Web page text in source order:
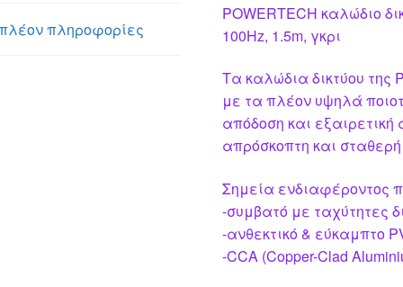
πληροφορίες
POWERTECH καλώδιο
100Hz, 1.5m, γκρι
Τα καλώδια δικτύου
με τα πλέον υψηλά
απόδοση και εξαιρετική
απρόσκοπτη και σταθερή
Σημεία ενδιαφέροντος
-συμβατό με ταχύτητες
-ανθεκτικό & εύκαμπτο
-CCA (Copper-Clad